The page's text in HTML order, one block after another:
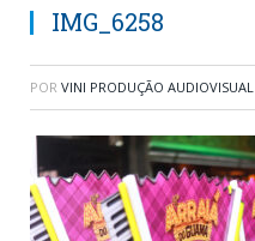
IMG_6258
POR VINI PRODUÇÃO AUDIOVISUAL